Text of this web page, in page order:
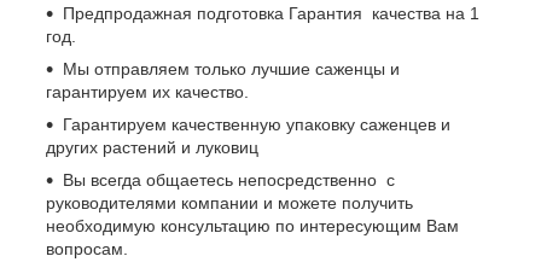
Предпродажная подготовка Гарантия качества на 1
год.
Мы отправляем только лучшие саженцы и
гарантируем их качество.
Гарантируем качественную упаковку саженцев и
других растений и луковиц
Вы всегда общаетесь непосредственно с
руководителями компании и можете получить
необходимую консультацию по интересующим Вам
вопросам.